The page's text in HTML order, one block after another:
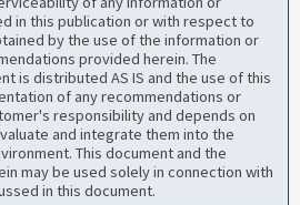
in this publication or with respect to
by the use of the information or
provided herein. The
is distributed AS IS and the use of this
of any recommendations or
responsibility and depends on
and integrate them into the
This document and the
may be used solely in connection with
in this document.